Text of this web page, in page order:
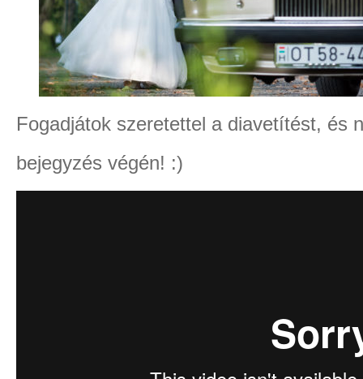
Fogadjátok szeretettel a diavetítést, és
bejegyzés végén! :)